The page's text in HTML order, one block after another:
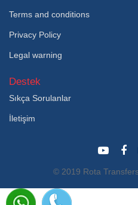
Terms and conditions
Privacy Policy
Legal warning
Destek
Sıkça Sorulanlar
İletişim
© 2019 Rota